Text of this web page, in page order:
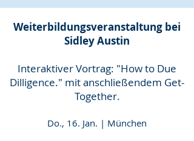
Weiterbildungsveranstaltung bei
Sidley Austin
Interaktiver Vortrag: "How to Due
Dilligence." mit anschließendem Get-
Together.
Do., 16. Jan. | München